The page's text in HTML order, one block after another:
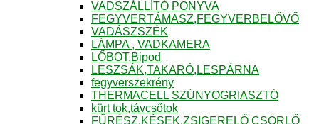
VADSZÁLLÍTÓ PONYVA
FEGYVERTÁMASZ,FEGYVERBELŐVŐ
VADÁSZSZÉK
LÁMPA , VADKAMERA
LŐBOT,Bipod
LESZSÁK,TAKARÓ,LESPÁRNA
fegyverszekrény
THERMACELL SZÚNYOGRIASZTÓ
kürt tok,távcsőtok
FŰRÉSZ,KÉSEK,ZSIGERELŐ CSÖRLŐ